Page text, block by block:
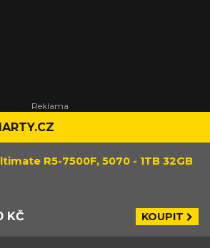
R5-7500F, 5070 - 1TB 32GB
KČ KOUPIT